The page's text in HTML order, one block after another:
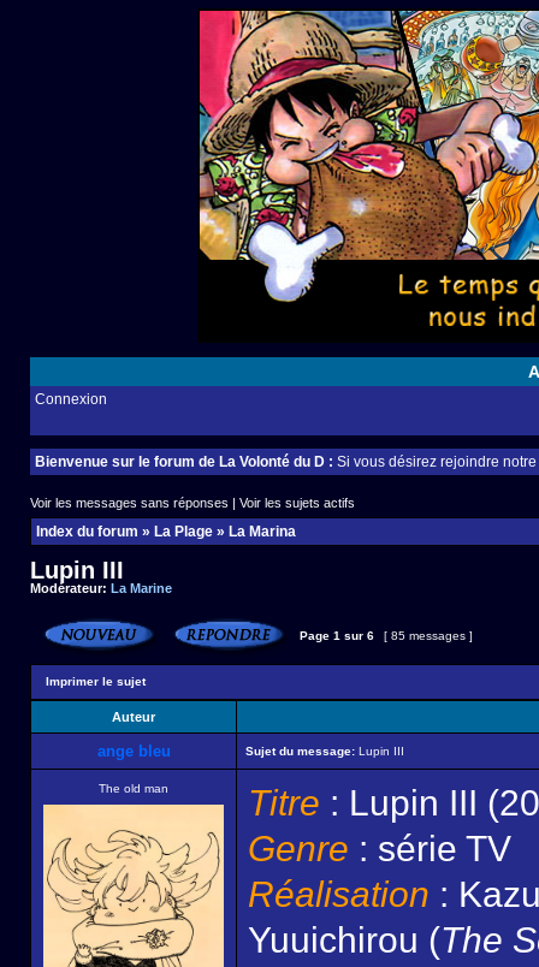
Connexion
Bienvenue sur le forum de La Volonté du D : Si vous désirez rejoindre
Voir les messages sans réponses | Voir les sujets actifs
Index du forum » La Plage » La Marina
Lupin III
Modérateur: La Marine
Page 1 sur 6 [ 85 messages ]
Imprimer le sujet
Auteur
ange bleu Sujet du message: Lupin III
The old man Titre : Lupin III
Genre : série TV
Réalisation :
Yuuichirou (The